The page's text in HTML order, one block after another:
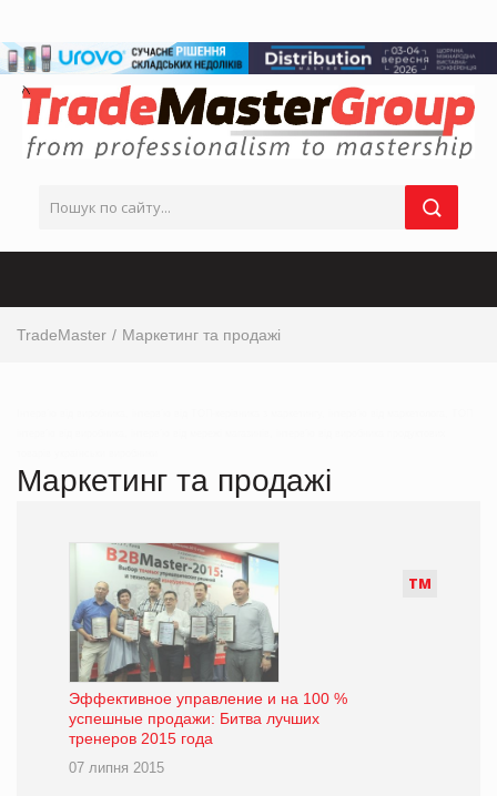
TradeMaster Маркетинг та продажі
Маркетинг та продажі
ТМ
Эффективное управление и на 100 %
успешные продажи: Битва лучших
тренеров 2015 года
07 липня 2015